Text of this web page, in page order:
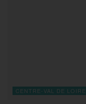
CENTRE-VAL DE LOIRE